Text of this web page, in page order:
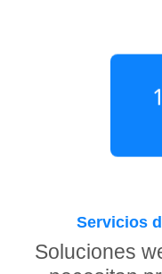
Servicios
Soluciones